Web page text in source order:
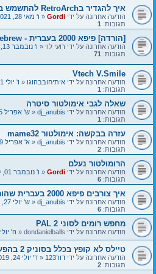
איך להגדיר בRetroArch להתשמש במקלדת במשחקי דוס?
הודעה אחרונה על ידי Gordi
«ו' מאי 28, 2021 10:54 pm
תגובות: 1
[הורדה] פיפא 2000 בעברית - FIFA 2000 Hebrew (פלייסטיישן/PSX)
הודעה אחרונה על ידי רועי לוי«ו' נובמבר 13, 2020 11:01 am
תגובות: 71
Vtech V.Smile
הודעה אחרונה על ידי איתיחובבהוגו«ו' יולי 31, 2020 8:55 pm
תגובות: 1
שאלה לגבי אימולטור סיטרה
הודעה אחרונה על ידי dj_anubis
«ש' אפריל 25, 2020 11:20 am
תגובות: 1
עזרה בבקשה: אימולטור mame32
הודעה אחרונה על ידי dj_anubis
«א' אפריל 19, 2020 1:25 am
תגובות: 2
הרומולטור נעלם
הודעה אחרונה על ידי Gordi
«ו' נובמבר 01, 2019 7:48 pm
תגובות: 6
איך צורבים פיפא 2000 בעברית שהורדתי מהאתר.
הודעה אחרונה על ידי dj_anubis
«ש' יולי 27, 2019 4:16 pm
תגובות: 6
מחפש רומים לסוני 2 PAL
הודעה אחרונה על ידי dondanielballs
«ה' יולי 25, 2019 7:49 pm
טיילס לא קופץ בכלל בסוניק 2 בהפעלה עם Kega Fusion
הודעה אחרונה על ידי דור123 «ד' יולי 24, 2019 8:55 am
תגובות: 2